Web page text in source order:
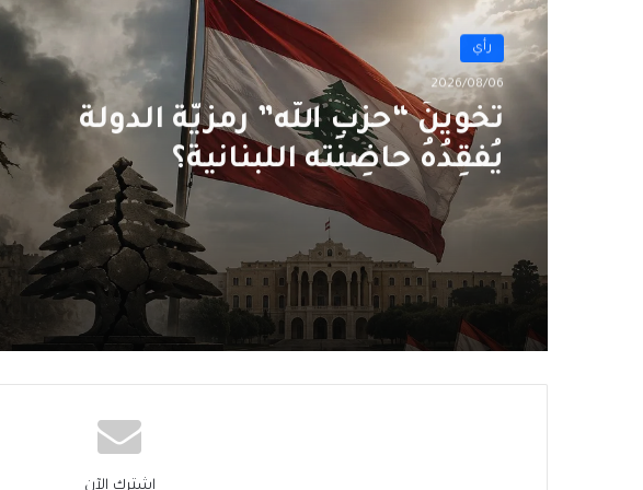
رأي
2026/08/06
سقوطُ “الأذرُع”: هل انتهى زمنُ
الوكلاء؟
اشترك الآن